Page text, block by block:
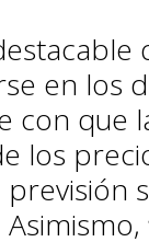
en los
con que
los
previsión